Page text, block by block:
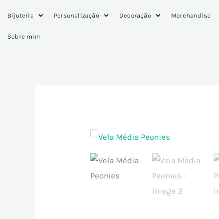
content
Bijuteria Personalização Decoração Merchandise
Sobre mim